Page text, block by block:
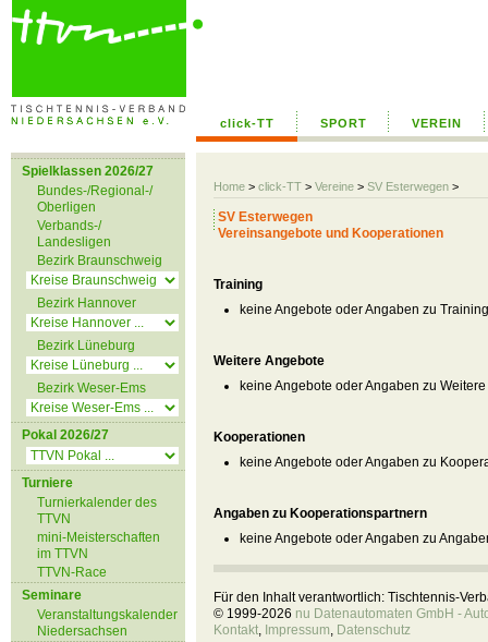
click-TT SPORT VEREIN
Home > click-TT > Vereine > SV Esterwegen >
Spielklassen 2026/27
Bundes-/Regional-/
Oberligen
Verbands-/
Landesligen
Bezirk Braunschweig
Bezirk Hannover
Bezirk Lüneburg
Bezirk Weser-Ems
Pokal 2026/27
Turniere
Turnierkalender des
TTVN
mini-Meisterschaften
im TTVN
TTVN-Race
Seminare
Veranstaltungskalender
Niedersachsen
SV Esterwegen
Vereinsangebote und Kooperationen
Training
keine Angebote oder Angaben zu Training
Weitere Angebote
keine Angebote oder Angaben zu
Kooperationen
keine Angebote oder Angaben zu
Angaben zu Kooperationspartnern
keine Angebote oder Angaben zu
Für den Inhalt verantwortlich: Tischtennis-
© 1999-2026 nu Datenautomaten GmbH -
Kontakt, Impressum, Datenschutz